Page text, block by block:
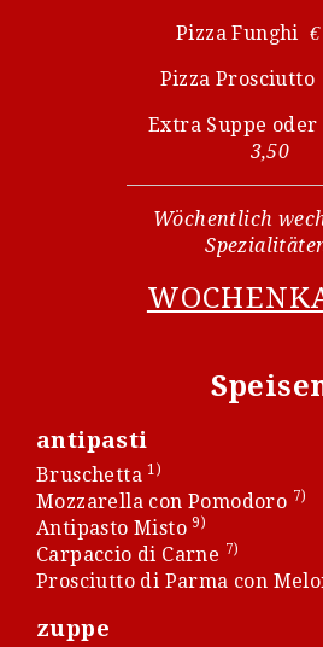
Pizza Funghi
Pizza Prosciutto
Extra Suppe oder
3,50
Wöchentlich
antipasti
Bruschetta 1)
Mozzarella con Pomodoro 7)
Antipasto Misto9)
Carpaccio di Carne 7)
Prosciutto di Parma con
zuppe